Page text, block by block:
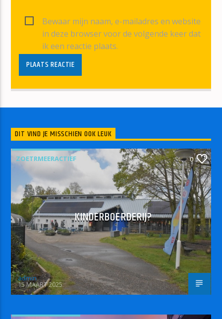
Bewaar mijn naam, e-mailadres en website
in deze browser voor de volgende keer dat
ik een reactie plaats.
DIT VIND JE MISSCHIEN OOK LEUK
ZOETRMEERACTIEF 0
KINDERBOERDERIJ?
admin
15 MAART 2025